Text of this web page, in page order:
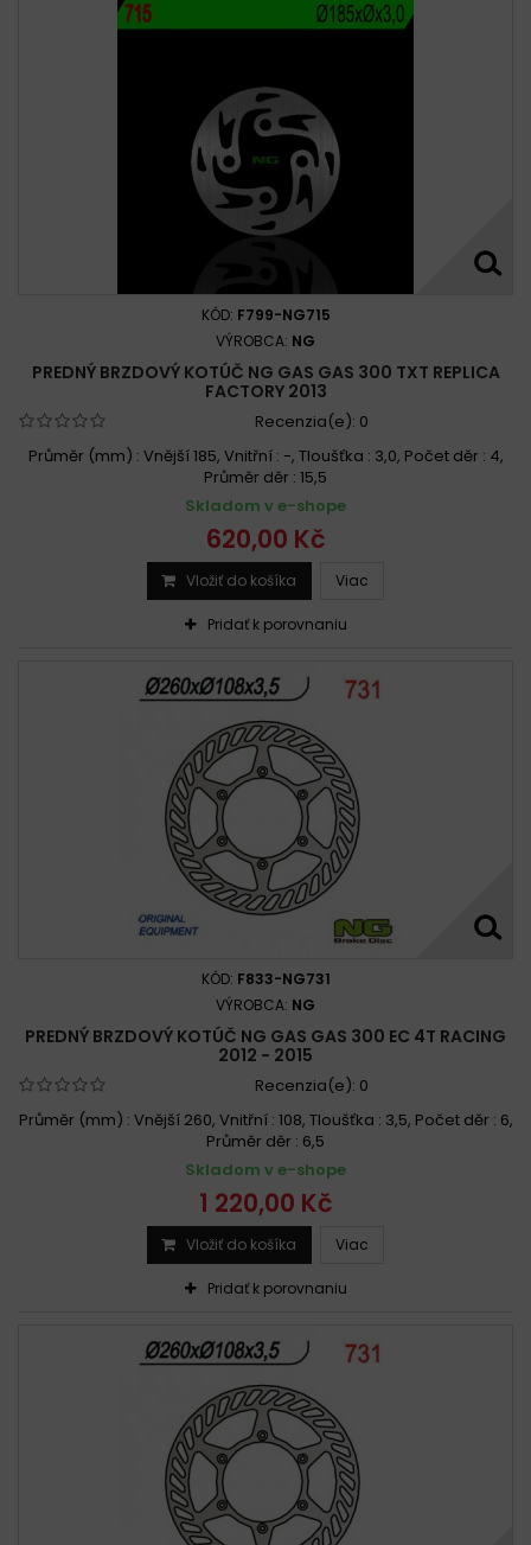
KÓD: F799-NG715
VÝROBCA: NG
PREDNÝ BRZDOVÝ KOTÚČ NG GAS GAS 300 TXT REPLICA
FACTORY 2013
Recenzia(e): 0
Průměr (mm) : Vnější 185, Vnitřní : -, Tloušťka : 3,0, Počet děr : 4,
Průměr děr : 15,5
Skladom v e-shope
620,00 Kč
Vložiť do košíka Viac
Pridať k porovnaniu
KÓD: F833-NG731
VÝROBCA: NG
PREDNÝ BRZDOVÝ KOTÚČ NG GAS GAS 300 EC 4T RACING
2012 - 2015
Recenzia(e): 0
Průměr (mm) : Vnější 260, Vnitřní : 108, Tloušťka : 3,5, Počet děr : 6,
Průměr děr : 6,5
Skladom v e-shope
1 220,00 Kč
Vložiť do košíka Viac
Pridať k porovnaniu